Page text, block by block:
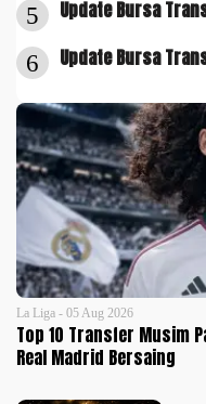
5 Update Bursa
6 Update Bursa
La Liga - 05 Aug 2026
Top 10 Transfer Musim
Real Madrid Bersaing